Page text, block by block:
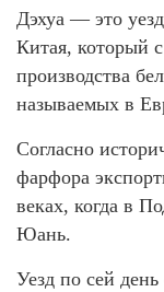
Дэхуа — это
Китая, который
производства
называемых в
Согласно
фарфора
веках, когда в
Юань.
Уезд по сей